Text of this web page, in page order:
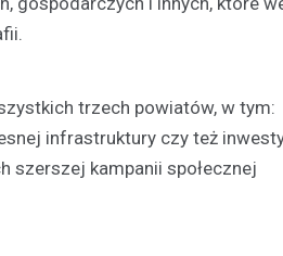
trzech powiatów, w tym:
infrastruktury czy też
szerszej kampanii społecznej